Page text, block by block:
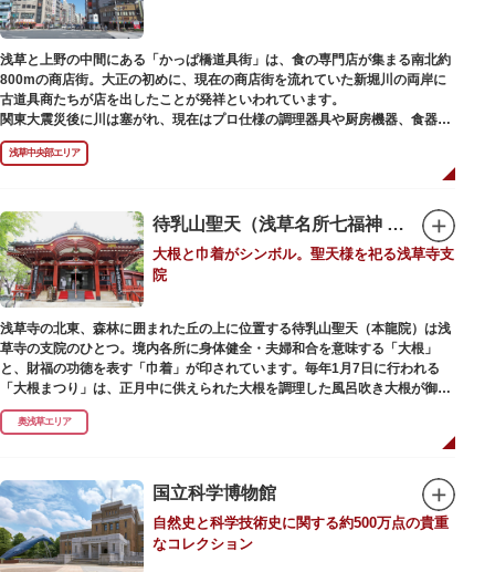
の二天門、浅草名所七福神のひとつ・大黒天が祀られた影向堂（ようごうど
う）など、悠久の時に思いを馳せて見学をお楽しみください。
日没後はライトアップされ、朱塗りの建物がより一層鮮やかに浮かび上がり
ます。昼間は約90店舗が軒を連ねる仲見世のお店も閉まり、シャッターに描
かれた「浅草絵巻」を楽しめるのも夜の醍醐味。撮影スポットやデートスポ
ットにもおすすめです。昼間と比べて人が少なくゆっくり巡れるので、足を
運んでみてはいかがでしょうか。
浅草と上野の中間にある「かっぱ橋道具街」は、食の専門店が集まる南北約
800mの商店街。大正の初めに、現在の商店街を流れていた新堀川の両岸に
古道具商たちが店を出したことが発祥といわれています。
関東大震災後に川は塞がれ、現在はプロ仕様の調理器具や厨房機器、食器、
包材、調理衣装など「食」にまつわる約170軒の専門店が集まる個性的な専
門商店街として賑わいを見せています。もちろん、ほとんどのお店が小売に
も対応。家庭の調理用具を購入したい人や観光客にもおすすめです。食品サ
毎年、道具の日である10月9日前後に開催される「かっぱ橋道具まつり」で
は、各店舗がおすすめ商品や掘り出しものを販売。また、年ごとに異なる
様々な催しものも行われます。
浅草中央部エリア
待乳山聖天（浅草名所七福神 毘沙門天）
大根と巾着がシンボル。聖天様を祀る浅草寺支
院
浅草寺の北東、森林に囲まれた丘の上に位置する待乳山聖天（本龍院）は浅
草寺の支院のひとつ。境内各所に身体健全・夫婦和合を意味する「大根」
と、財福の功徳を表す「巾着」が印されています。毎年1月7日に行われる
「大根まつり」は、正月中に供えられた大根を調理した風呂吹き大根が御神
酒とともに参拝者に振る舞われるイベント。聖天様のお下がりの大根をいた
だくことで、心身健康のご利益があるそうです。
養する最高の祈祷法。心願成就の力があると考えられており、依頼すると7
日間毎朝祈祷していただけます。また、浅草名所七福神のひとつとしても知
られ、毘沙門天が祀られています。
奥浅草エリア
国立科学博物館
自然史と科学技術史に関する約500万点の貴重
なコレクション